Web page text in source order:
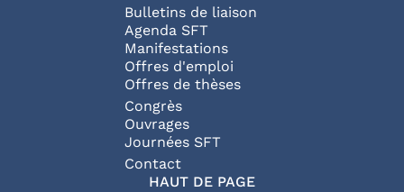
Bulletins de liaison
Agenda SFT
Manifestations
Offres d'emploi
Offres de thèses
Congrès
Ouvrages
Journées SFT
Pied de page
Contact
HAUT DE PAGE